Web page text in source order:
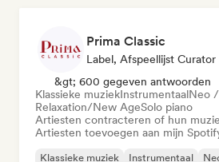
Prima Classic
Label, Afspeellijst Curator
&gt; 600 gegeven antwoorden
Klassieke muziekInstrumentaalNeo
Relaxation/New AgeSolo piano
Artiesten contracteren of hun
Artiesten toevoegen aan mijn
Klassieke muziek Instrumentaal